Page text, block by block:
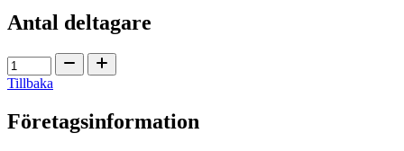
Antal deltagare
Tillbaka
Företagsinformation